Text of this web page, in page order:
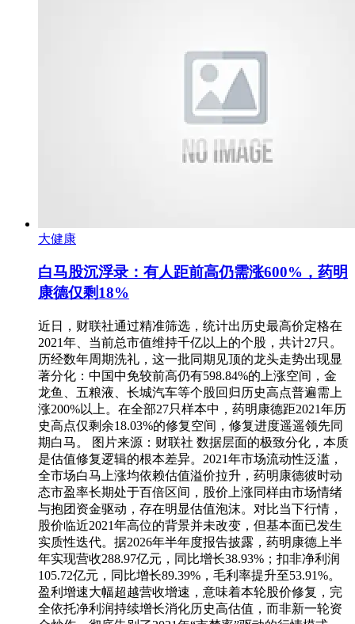
大健康
白马股沉浮录：有人距前高仍需涨600%，药明
康德仅剩18%
近日，财联社通过精准筛选，统计出历史最高价定格在
2021年、当前总市值维持千亿以上的个股，共计27只。
历经数年周期洗礼，这一批同期见顶的龙头走势出现显
著分化：中国中免较前高仍有598.84%的上涨空间，金
龙鱼、五粮液、长城汽车等个股回归历史高点普遍需上
涨200%以上。在全部27只样本中，药明康德距2021年历
史高点仅剩余18.03%的修复空间，修复进度遥遥领先同
期白马。 图片来源：财联社 数据层面的极致分化，本质
是估值修复逻辑的根本差异。2021年市场流动性泛滥，
全市场白马上涨均依赖估值溢价拉升，药明康德彼时动
态市盈率长期处于百倍区间，股价上涨同样由市场情绪
与抱团资金驱动，存在明显估值泡沫。对比当下行情，
股价临近2021年高位的背景并未改变，但基本面已发生
实质性迭代。据2026年半年度报告披露，药明康德上半
年实现营收288.97亿元，同比增长38.93%；扣非净利润
105.72亿元，同比增长89.39%，毛利率提升至53.91%。
盈利增速大幅超越营收增速，意味着本轮股价修复，完
全依托净利润持续增长消化历史高估值，而非新一轮资